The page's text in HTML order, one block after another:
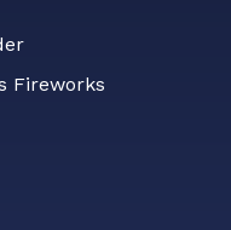
Fireworks